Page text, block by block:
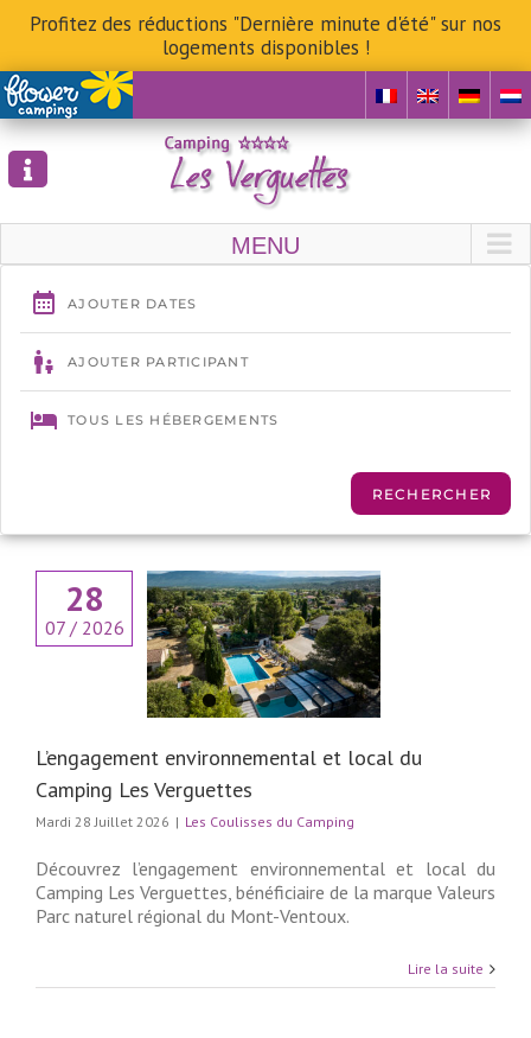
Profitez des réductions "Dernière minute d'été" sur nos
logements disponibles !
Skip
to
content
28
07 / 2026
L’engagement environnemental et local du
Camping Les Verguettes
Mardi 28 Juillet 2026 | Les Coulisses du Camping
Découvrez l’engagement environnemental et local du
Camping Les Verguettes, bénéficiaire de la marque Valeurs
Parc naturel régional du Mont-Ventoux.
Lire la suite